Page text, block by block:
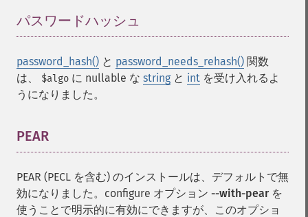
パスワードハッシュ
password_hash() と password_needs_rehash() 関数
は、
$algo に nullable な string と int を受け入れるよ
うになりました。
PEAR
PEAR (PECL を含む) のインストールは、デフォルトで無
効になりました。configure オプション --with-pearを
使うことで明示的に有効にできますが、このオプショ